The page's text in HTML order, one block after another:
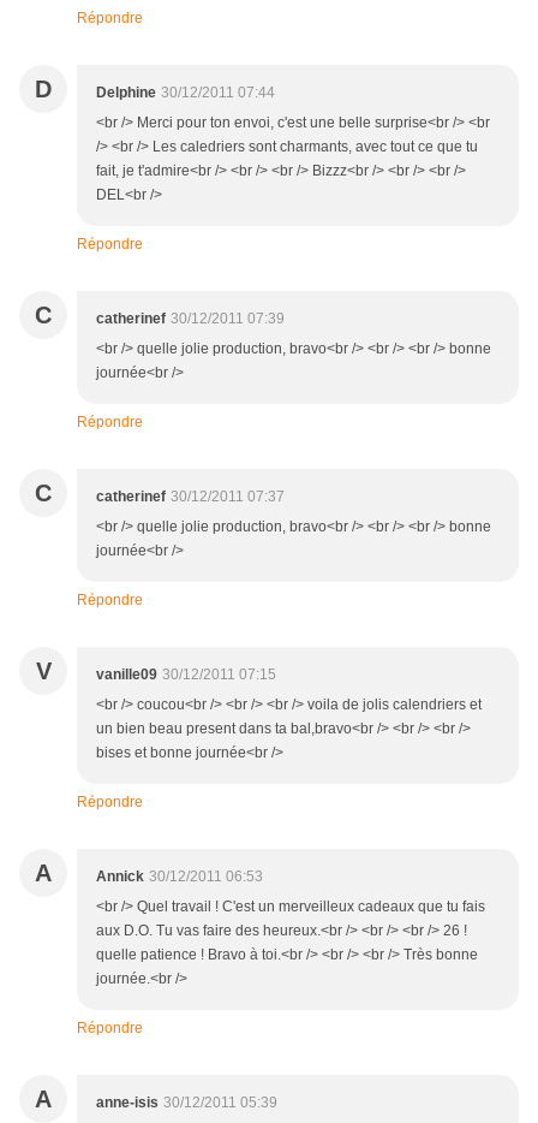
Répondre
D Delphine 30/12/2011 07:44
<br /> Merci pour ton envoi, c'est une belle surprise<br /> <br
/> <br /> Les caledriers sont charmants, avec tout ce que tu
fait, je t'admire<br /> <br /> <br /> Bizzz<br /> <br /> <br />
DEL<br />
Répondre
C catherinef 30/12/2011 07:39
<br /> quelle jolie production, bravo<br /> <br /> <br /> bonne
journée<br />
Répondre
C catherinef 30/12/2011 07:37
<br /> quelle jolie production, bravo<br /> <br /> <br /> bonne
journée<br />
Répondre
V vanille09 30/12/2011 07:15
<br /> coucou<br /> <br /> <br /> voila de jolis calendriers et
un bien beau present dans ta bal,bravo<br /> <br /> <br />
bises et bonne journée<br />
Répondre
A Annick 30/12/2011 06:53
<br /> Quel travail ! C'est un merveilleux cadeaux que tu fais
aux D.O. Tu vas faire des heureux.<br /> <br /> <br /> 26 !
quelle patience ! Bravo à toi.<br /> <br /> <br /> Très bonne
journée.<br />
Répondre
A anne-isis 30/12/2011 05:39